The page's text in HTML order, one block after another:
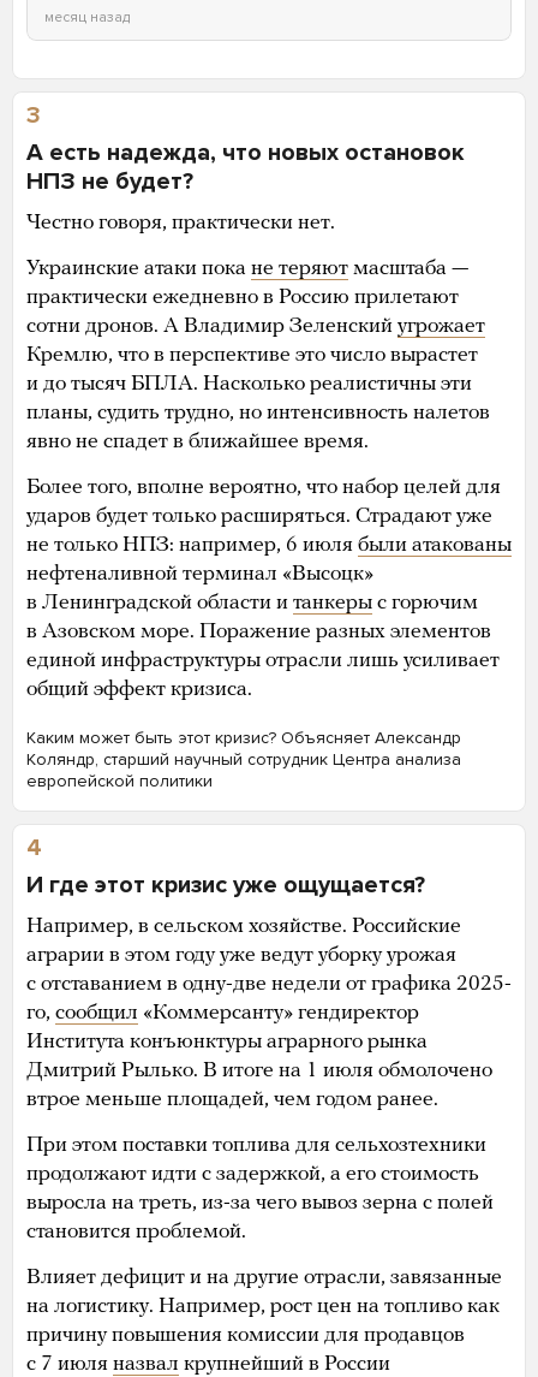
месяц назад
3
А есть надежда, что новых остановок
НПЗ не будет?
Честно говоря, практически нет.
Украинские атаки пока не теряют масштаба —
практически ежедневно в Россию прилетают
сотни дронов. А Владимир Зеленский угрожает
Кремлю, что в перспективе это число вырастет
и до тысяч БПЛА. Насколько реалистичны эти
планы, судить трудно, но интенсивность налетов
явно не спадет в ближайшее время.
Более того, вполне вероятно, что набор целей для
ударов будет только расширяться. Страдают уже
не только НПЗ: например, 6 июля были атакованы
нефтеналивной терминал «Высоцк»
в Ленинградской области и танкеры с горючим
в Азовском море. Поражение разных элементов
единой инфраструктуры отрасли лишь усиливает
общий эффект кризиса.
Каким может быть этот кризис? Объясняет Александр
Коляндр, старший научный сотрудник Центра анализа
европейской политики
4
И где этот кризис уже ощущается?
Например, в сельском хозяйстве. Российские
аграрии в этом году уже ведут уборку урожая
с отставанием в одну-две недели от графика 2025-
го, сообщил «Коммерсанту» гендиректор
Института конъюнктуры аграрного рынка
Дмитрий Рылько. В итоге на 1 июля обмолочено
втрое меньше площадей, чем годом ранее.
При этом поставки топлива для сельхозтехники
продолжают идти с задержкой, а его стоимость
выросла на треть, из-за чего вывоз зерна с полей
становится проблемой.
Влияет дефицит и на другие отрасли, завязанные
на логистику. Например, рост цен на топливо как
причину повышения комиссии для продавцов
с 7 июля назвал крупнейший в России